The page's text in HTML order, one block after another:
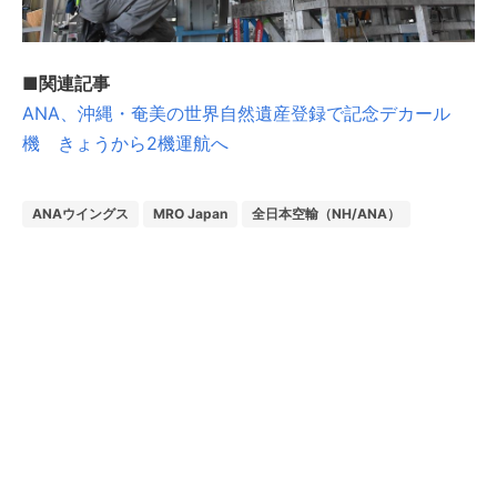
■関連記事
ANA、沖縄・奄美の世界自然遺産登録で記念デカール
機 きょうから2機運航へ
ANAウイングス MRO Japan 全日本空輸（NH/ANA）